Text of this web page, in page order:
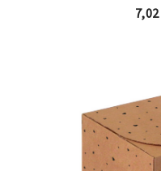
7,02